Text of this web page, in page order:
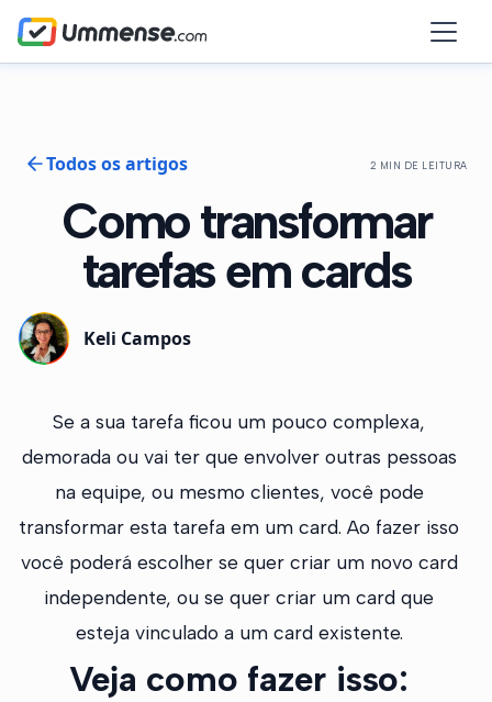
Todos os artigos 2 MIN DE LEITURA
Como transformar
tarefas em cards
Keli Campos
Se a sua tarefa ficou um pouco complexa,
demorada ou vai ter que envolver outras pessoas
na equipe, ou mesmo clientes, você pode
transformar esta tarefa em um card. Ao fazer isso
você poderá escolher se quer criar um novo card
independente, ou se quer criar um card que
esteja vinculado a um card existente.
Veja como fazer isso: